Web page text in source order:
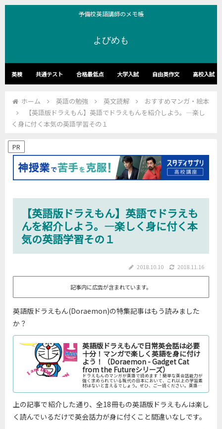
予備校英語講師のメモ帳
よびめも
英検 共通テスト 合格最低点 大学入試 自由英作文 高校入試
ホーム 英語の勉強 英文読解
おすすめマンガ・絵本
【英語版ドラえもん】英語でドラえもんを紹介しよう。―楽し
く身に付く本気の英語学習その１
PR
【英語版ドラえもん】英語でドラえも
んを紹介しよう。―楽しく身に付く本
気の英語学習その１
2018.10.10 2018.11.16
記事内に広告が含まれています。
英語版ドラえもん(Doraemon)の特集記事はもう読みました
か？
英語版ドラえもんで日常英会話は必要
十分！マンガで楽しく英語を身に付け
よう！（Doraemon - Gadget Cat
from the Futureシリーズ）
ドラえもんのマンガが英語で読めます！簡単な英会話能力が
強く求められている現代の日本において、これ以上の学習素
材はないと言えるでしょう。ぜひ、ご一読ください。英語版
上の記事で紹介した通り、全18冊もの英語版ドラえもんは楽し
く読んでいるだけで英会話力が身に付くこと間違いなしです。